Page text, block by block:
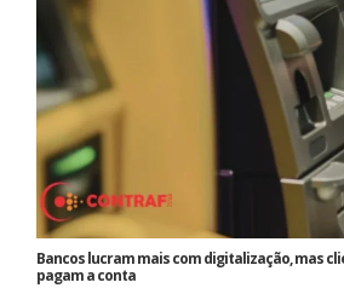
Bancos lucram mais com digitalização, mas
pagam a conta